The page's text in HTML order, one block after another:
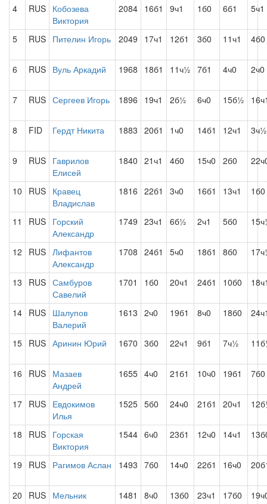
4 RUS Кобозева
Виктория
2084 16б1 9ч1 1б0 6б1 5ч1
5 RUS Пителин Игорь 2049 17ч1 12б1 3б0 11ч1 4б0
6 RUS Вуль Аркадий 1968 18б1 11ч½ 7б1 4ч0 2ч0
7 RUS Сергеев Игорь 1896 19ч1 2б½ 6ч0 15б½
8 FID Гердт Никита 1883 20б1 1ч0 14б1 12ч1 3ч½
9 RUS Гаврилов
Елисей
1840 21ч1 4б0 15ч0 2б0
10 RUS Кравец
Владислав
1816 22б1 3ч0 16б1 13ч1 1б0
11 RUS Горский
Александр
1749 23ч1 6б½ 2ч1 5б0
12 RUS Лифантов
Александр
1708 24б1 5ч0 18б1 8б0
13 RUS Самбуров
Савелий
1701 1б0 20ч1 24б1 10б0
14 RUS Шалупов
Валерий
1613 2ч0 19б1 8ч0 18б0
15 RUS Аринин Юрий 1670 3б0 22ч1 9б1 7ч½
16 RUS Мазаев
Андрей
1655 4ч0 21б1 10ч0 19б1 7б0
17 RUS Евдокимов
Илья
1525 5б0 24ч0 21б1 20ч1
18 RUS Горская
Виктория
1544 6ч0 23б1 12ч0 14ч1
19 RUS Рагимов Аслан 1493 7б0 14ч0 22б1 16ч0
20 RUS Мельник
1481 8ч0 13б0 23ч1 17б0